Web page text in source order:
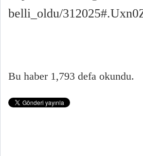
belli_oldu/
Bu haber 1,793 defa okundu.